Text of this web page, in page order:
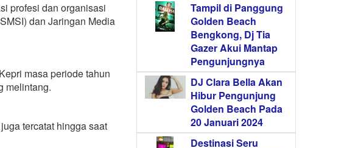
profesi dan organisasi
dan Jaringan Media
masa periode tahun
melintang.
tercatat hingga saat
Tampil di Panggung
Golden Beach
Bengkong, Dj Tia
Gazer Akui Mantap
Pengunjungnya
DJ Clara Bella Akan
Hibur Pengunjung
Golden Beach Pada
20 Januari 2024
Destinasi Seru